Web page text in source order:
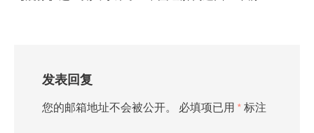
发表回复
您的邮箱地址不会被公开。 必填项已用 * 标注